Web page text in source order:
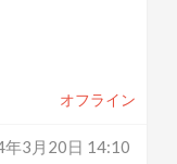
オフライン
年3月20日 14:10